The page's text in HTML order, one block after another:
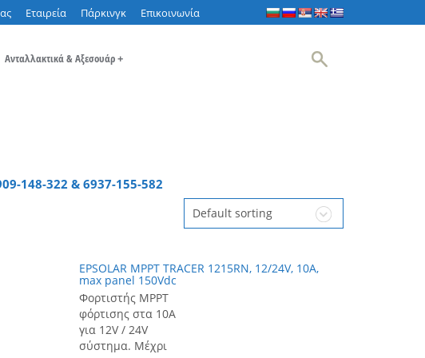
Εταιρεία Πάρκινγκ Επικοινωνία
Ανταλλακτικά & Αξεσουάρ+
148-322 & 6937-155-582
Default sorting
EPSOLAR MPPT TRACER 1215RN, 12/24V, 10A,
max panel 150Vdc
Φορτιστής MPPT
φόρτισης στα 10Α
για 12V / 24V
σύστημα. Μέχρι